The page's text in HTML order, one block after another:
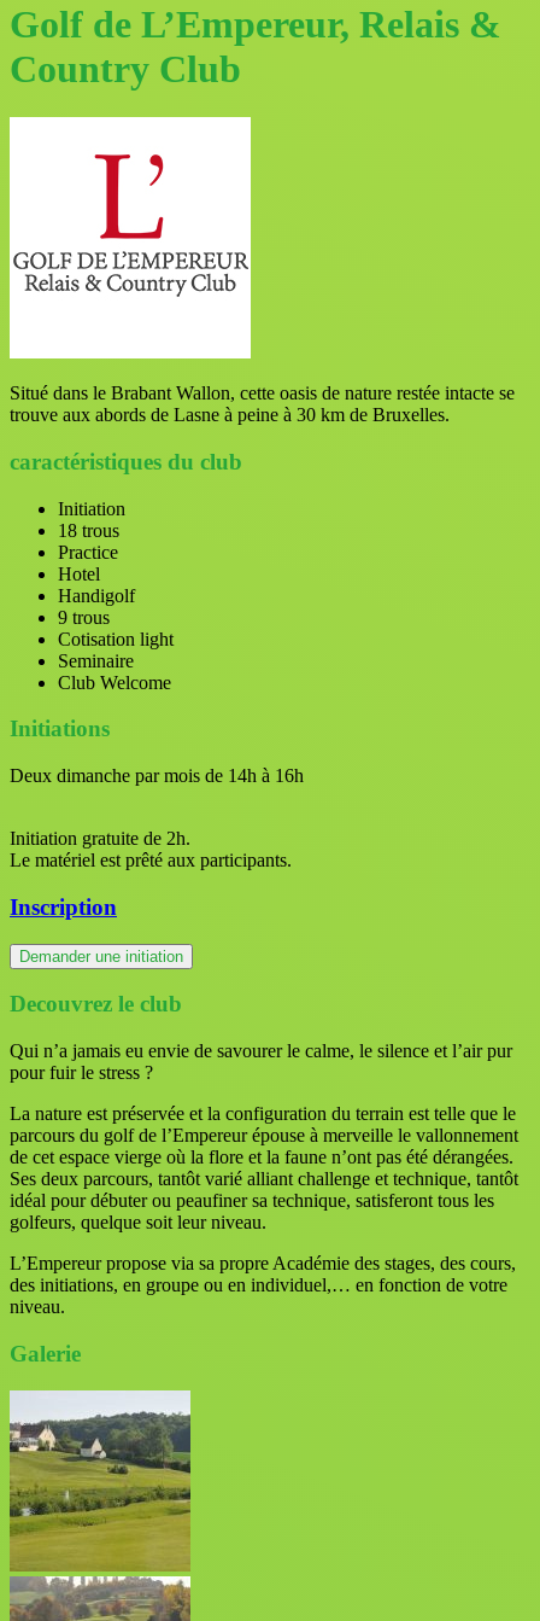
Golf de L’Empereur, Relais &
Country Club
Situé dans le Brabant Wallon, cette oasis de nature restée intacte se
trouve aux abords de Lasne à peine à 30 km de Bruxelles.
caractéristiques du club
Initiation
18 trous
Practice
Hotel
Handigolf
9 trous
Cotisation light
Seminaire
Club Welcome
Initiations
Deux dimanche par mois de 14h à 16h
Initiation gratuite de 2h.
Le matériel est prêté aux participants.
Inscription
Demander une initiation
Decouvrez le club
Qui n’a jamais eu envie de savourer le calme, le silence et l’air pur
pour fuir le stress ?
La nature est préservée et la configuration du terrain est telle que le
parcours du golf de l’Empereur épouse à merveille le vallonnement
de cet espace vierge où la flore et la faune n’ont pas été dérangées.
Ses deux parcours, tantôt varié alliant challenge et technique, tantôt
idéal pour débuter ou peaufiner sa technique, satisferont tous les
golfeurs, quelque soit leur niveau.
L’Empereur propose via sa propre Académie des stages, des cours,
des initiations, en groupe ou en individuel,… en fonction de votre
niveau.
Galerie